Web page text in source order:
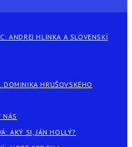
ANDREJ HLINKA A SLOVENSKÍ
DOMINIKA HRUŠOVSKÉHO
NÁS
AKÝ SI, JÁN HOLLÝ?